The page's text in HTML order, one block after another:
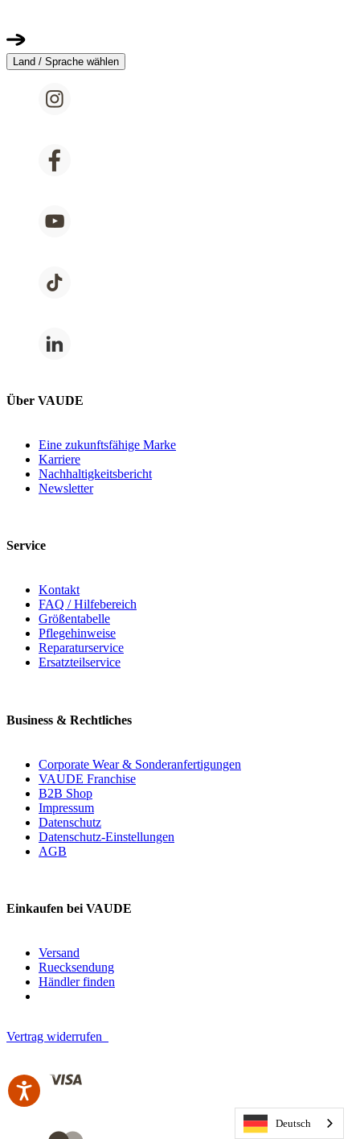
Land / Sprache wählen
Über VAUDE
Eine zukunftsfähige Marke
Karriere
Nachhaltigkeitsbericht
Newsletter
Service
Kontakt
FAQ / Hilfebereich
Größentabelle
Pflegehinweise
Reparaturservice
Ersatzteilservice
Business & Rechtliches
Corporate Wear & Sonderanfertigungen
VAUDE Franchise
B2B Shop
Impressum
Datenschutz
Datenschutz-Einstellungen
AGB
Einkaufen bei VAUDE
Versand
Ruecksendung
Händler finden
Vertrag widerrufen
Deutsch